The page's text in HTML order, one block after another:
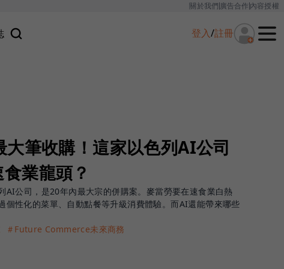
關於我們廣告合作內容授權
登入/註冊
大筆收購！這家以色列AI公司
業龍頭？
AI公司，是20年內最大宗的併購案。麥當勞要在速食業白熱
個性化的菜單、自動點餐等升級消費體驗。而AI還能帶來哪些
＃Future Commerce未來商務